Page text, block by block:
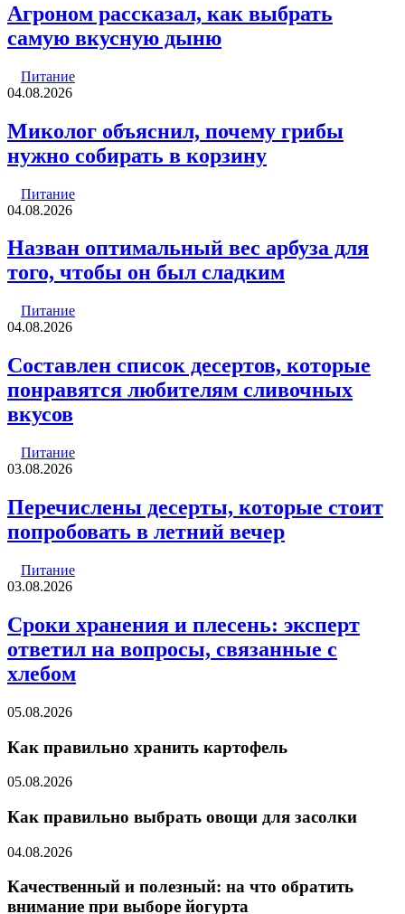
Агроном рассказал, как выбрать
самую вкусную дыню
Питание
04.08.2026
Миколог объяснил, почему грибы
нужно собирать в корзину
Питание
04.08.2026
Назван оптимальный вес арбуза для
того, чтобы он был сладким
Питание
04.08.2026
Составлен список десертов, которые
понравятся любителям сливочных
вкусов
Питание
03.08.2026
Перечислены десерты, которые стоит
попробовать в летний вечер
Питание
03.08.2026
Сроки хранения и плесень: эксперт
ответил на вопросы, связанные с
хлебом
05.08.2026
Как правильно хранить картофель
05.08.2026
Как правильно выбрать овощи для засолки
04.08.2026
Качественный и полезный: на что обратить
внимание при выборе йогурта